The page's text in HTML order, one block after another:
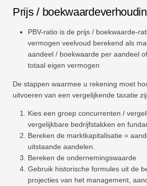
Prijs /
PBV-ratio is de prijs / boekwaarde-
vermogen veelvoud berekend als
aandeel / boekwaarde per aandeel
totaal eigen vermogen
De stappen waarmee u rekening moet
uitvoeren van een vergelijkende taxatie
Kies een groep concurrenten /
vergelijkbare bedrijfstakken en
Bereken de marktkapitalisatie =
uitstaande aandelen.
Bereken de ondernemingswaarde
Gebruik historische formules uit de
projecties van het management,